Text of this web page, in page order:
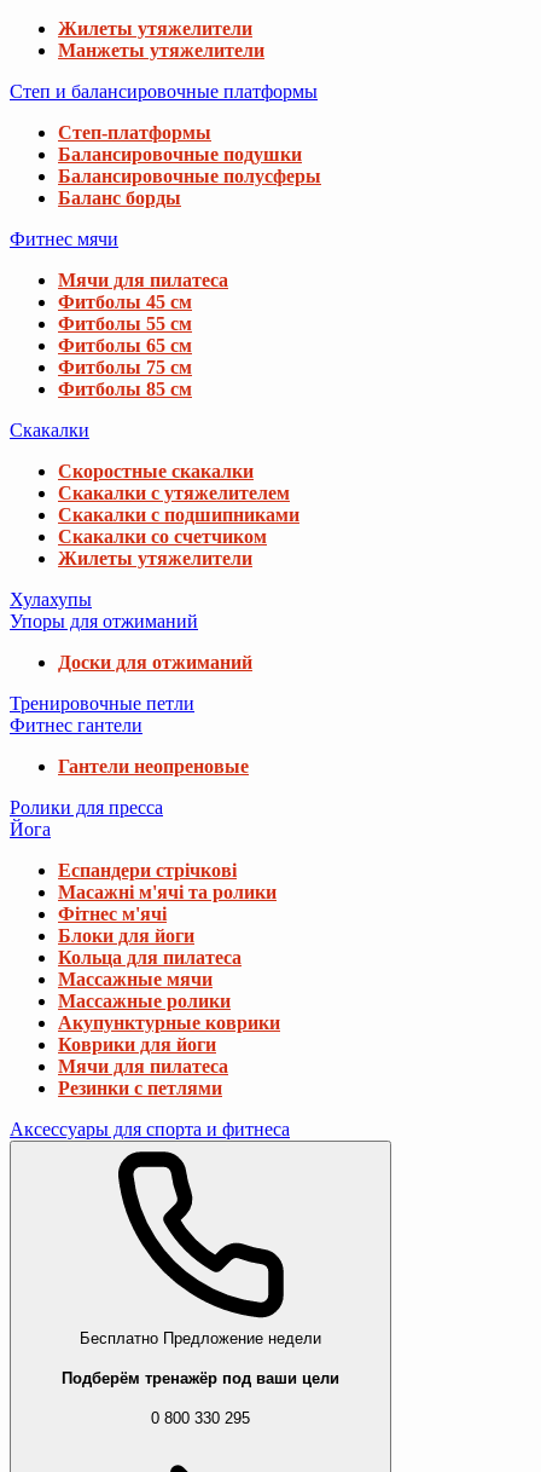
Жилеты утяжелители
Манжеты утяжелители
Степ и балансировочные платформы
Степ-платформы
Балансировочные подушки
Балансировочные полусферы
Баланс борды
Фитнес мячи
Мячи для пилатеса
Фитболы 45 см
Фитболы 55 см
Фитболы 65 см
Фитболы 75 см
Фитболы 85 см
Скакалки
Скоростные скакалки
Скакалки с утяжелителем
Скакалки с подшипниками
Скакалки со счетчиком
Жилеты утяжелители
Хулахупы
Упоры для отжиманий
Доски для отжиманий
Тренировочные петли
Фитнес гантели
Гантели неопреновые
Ролики для пресса
Йога
Еспандери стрічкові
Масажні м'ячі та ролики
Фітнес м'ячі
Блоки для йоги
Кольца для пилатеса
Массажные мячи
Массажные ролики
Акупунктурные коврики
Коврики для йоги
Мячи для пилатеса
Резинки с петлями
Аксессуары для спорта и фитнеса
Бесплатно Предложение недели
Подберём тренажёр под ваши цели
0 800 330 295